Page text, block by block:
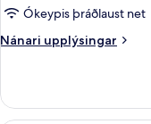
Ókeypis þráðlaust net
Nánari upplýsingar
Nánari
herbergi